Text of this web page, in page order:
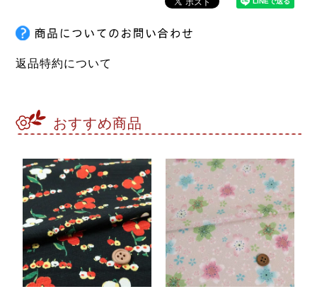
返品特約について
おすすめ商品